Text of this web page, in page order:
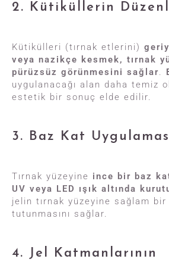
2. Kütiküllerin
Kütikülleri (tırnak etlerini)
veya nazikçe kesmek, tırnak
pürüzsüz görünmesini sağlar.
uygulanacağı alan daha temiz
estetik bir sonuç elde edilir.
3. Baz Kat
Tırnak yüzeyine ince bir baz
UV veya LED ışık altında
jelin tırnak yüzeyine sağlam
tutunmasını sağlar.
4. Jel Katmanlarının